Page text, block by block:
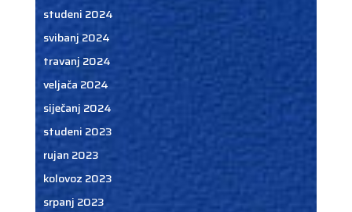
studeni 2024
svibanj 2024
travanj 2024
veljača 2024
siječanj 2024
studeni 2023
rujan 2023
kolovoz 2023
srpanj 2023